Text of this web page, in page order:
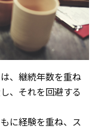
、継続年数を重ね
、それを回避する
に経験を重ね、ス